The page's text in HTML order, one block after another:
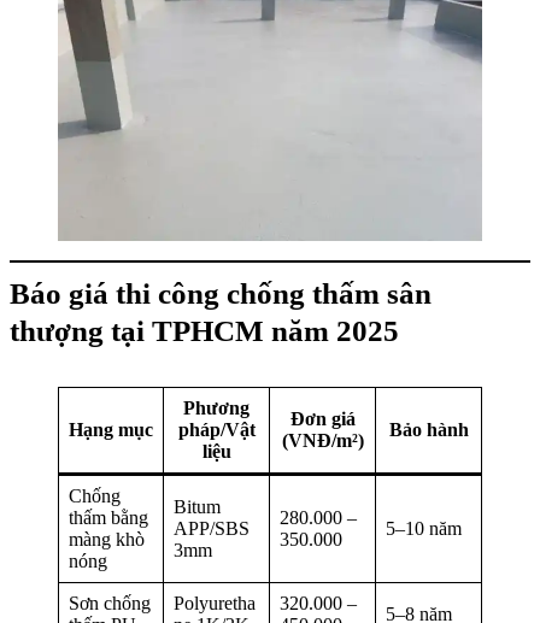
Báo giá thi công chống thấm sân
thượng tại TPHCM năm 2025
Hạng mục
Phương
pháp/Vật
liệu
Đơn giá
(VNĐ/m²)
Bảo hành
Chống
thấm bằng
màng khò
nóng
Bitum
APP/SBS
3mm
280.000 –
350.000
5–10 năm
Sơn chống
Polyuretha
320.000 –
5–8 năm